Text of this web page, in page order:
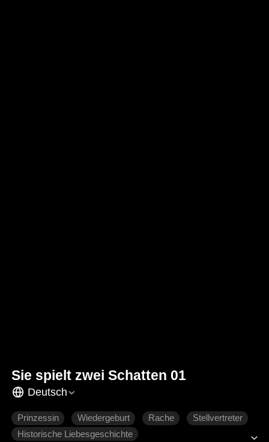
Sie spielt zwei Schatten 01
Deutsch
Prinzessin Wiedergeburt Rache
Stellvertreter
Historische Liebesgeschichte